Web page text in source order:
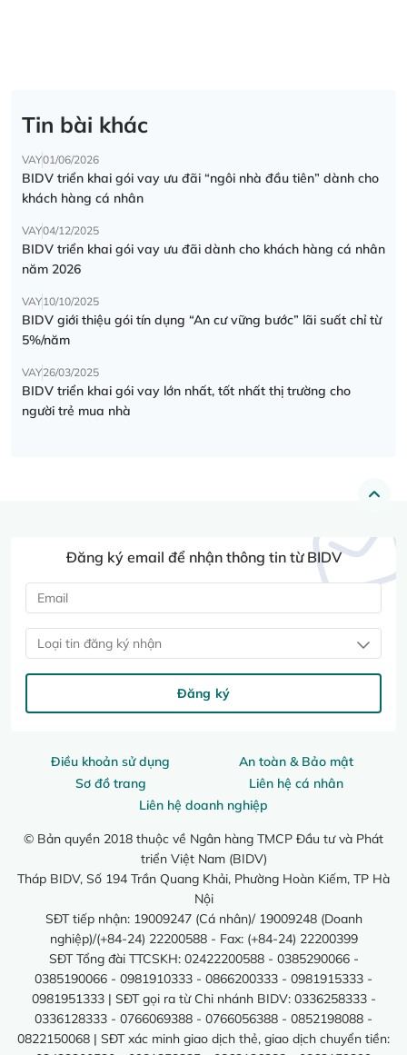
Tin bài khác
VAY01/06/2026
BIDV triển khai gói vay ưu đãi “ngôi nhà đầu tiên” dành cho
khách hàng cá nhân
VAY04/12/2025
BIDV triển khai gói vay ưu đãi dành cho khách hàng cá nhân
năm 2026
VAY10/10/2025
BIDV giới thiệu gói tín dụng “An cư vững bước” lãi suất chỉ từ
5%/năm
VAY26/03/2025
BIDV triển khai gói vay lớn nhất, tốt nhất thị trường cho
người trẻ mua nhà
Điều khoản sử dụng
An toàn & Bảo mật
Sơ đồ trang
Liên hệ cá nhân
Liên hệ doanh nghiệp
© Bản quyền 2018 thuộc về Ngân hàng TMCP Đầu tư và Phát
triển Việt Nam (BIDV)
Tháp BIDV, Số 194 Trần Quang Khải, Phường Hoàn Kiếm, TP Hà
Nội
SĐT tiếp nhận: 19009247 (Cá nhân)/ 19009248 (Doanh
nghiệp)/(+84-24) 22200588 - Fax: (+84-24) 22200399
SĐT Tổng đài TTCSKH: 02422200588 - 0385290066 -
0385190066 - 0981910333 - 0866200333 - 0981915333 -
0981951333 | SĐT gọi ra từ Chi nhánh BIDV: 0336258333 -
0336128333 - 0766069388 - 0766056388 - 0852198088 -
0822150068 | SĐT xác minh giao dịch thẻ, giao dịch chuyển tiền:
Đăng ký email để nhận thông tin từ BIDV
Loại tin đăng ký nhận
Đăng ký